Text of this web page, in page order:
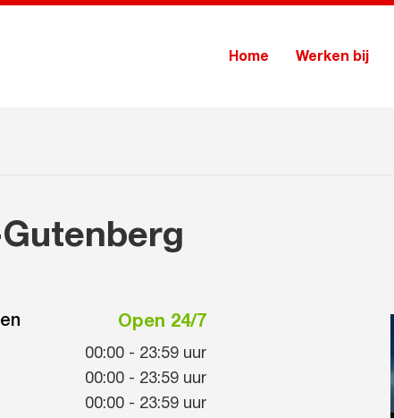
Home Werken bij
Open 24/7
00:00 - 23:59 uur
00:00 - 23:59 uur
00:00 - 23:59 uur